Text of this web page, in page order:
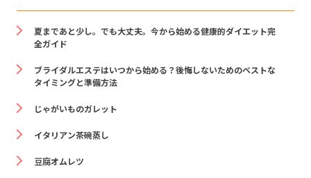
夏まであと少し。でも大丈夫。今から始める健康的ダイエット完
全ガイド
ブライダルエステはいつから始める？後悔しないためのベストな
タイミングと準備方法
じゃがいものガレット
イタリアン茶碗蒸し
豆腐オムレツ